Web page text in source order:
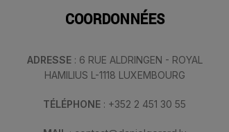
COORDONNÉES
ADRESSE: 6 RUE ALDRINGEN - ROYAL
HAMILIUS L-1118 LUXEMBOURG
TÉLÉPHONE : +352 2 451 30 55